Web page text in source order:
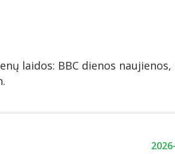
laidos: BBC dienos naujienos,